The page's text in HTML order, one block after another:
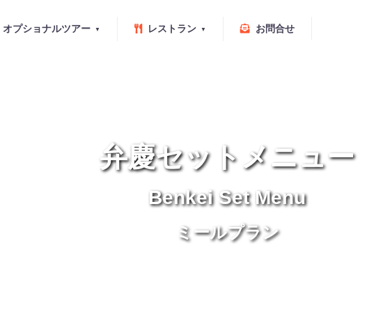
オプショナルツアー レストラン お問合せ
弁慶セットメニュー
Benkei Set Menu
ミールプラン